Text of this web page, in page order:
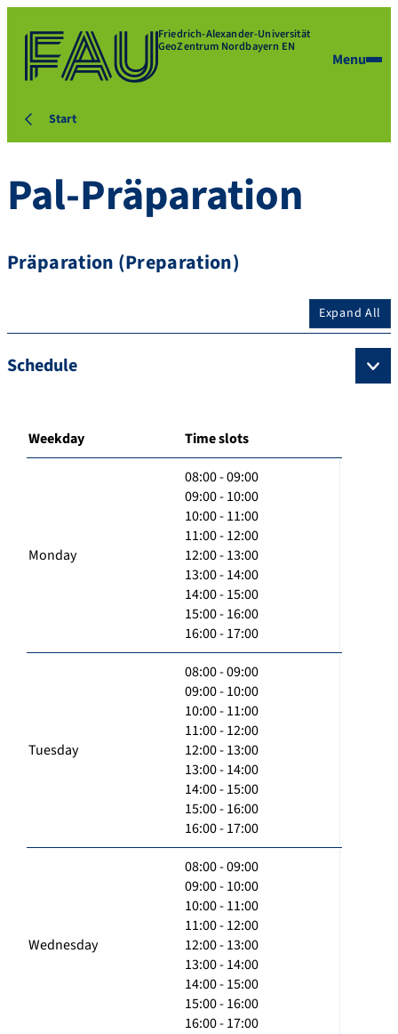
Friedrich-Alexander-Universität
GeoZentrum Nordbayern EN
Menu
Start
Pal-Präparation
Präparation (Preparation)
Expand All
Schedule
Weekday Time slots
Monday
08:00 - 09:00
09:00 - 10:00
10:00 - 11:00
11:00 - 12:00
12:00 - 13:00
13:00 - 14:00
14:00 - 15:00
15:00 - 16:00
16:00 - 17:00
Tuesday
08:00 - 09:00
09:00 - 10:00
10:00 - 11:00
11:00 - 12:00
12:00 - 13:00
13:00 - 14:00
14:00 - 15:00
15:00 - 16:00
16:00 - 17:00
Wednesday
08:00 - 09:00
09:00 - 10:00
10:00 - 11:00
11:00 - 12:00
12:00 - 13:00
13:00 - 14:00
14:00 - 15:00
15:00 - 16:00
16:00 - 17:00